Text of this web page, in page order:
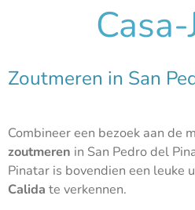
de
Zoutmeren in San
Combineer een bezoek aan de
zoutmeren in San Pedro del
Pinatar is bovendien een leuke
Calida te verkennen.